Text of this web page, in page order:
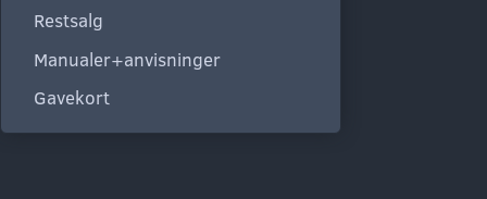
Restsalg
Manualer+anvisninger
Gavekort